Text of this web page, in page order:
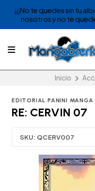
¡¡¡No te quedes sin tu
nosotros y no te
Inicio
EDITORIAL PANINI MANGA
RE: CERVIN 07
SKU: QCERV007